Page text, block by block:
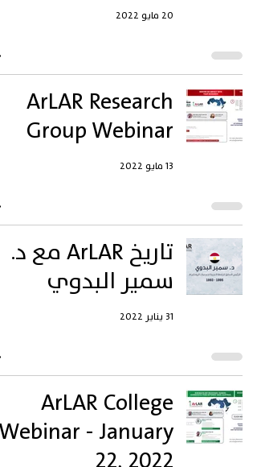
20 مايو 2022
ArLAR Research
Group Webinar
13 مايو 2022
تاريخ ArLAR مع د.
سمير البدوي
31 يناير 2022
ArLAR College
- January